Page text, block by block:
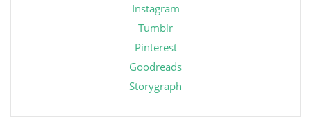
Instagram
Tumblr
Pinterest
Goodreads
Storygraph